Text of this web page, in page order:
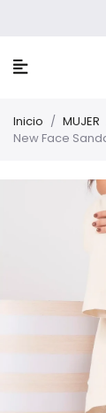
Inicio / MUJER
New Face